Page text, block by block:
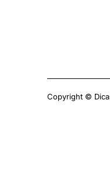
Copyright ©